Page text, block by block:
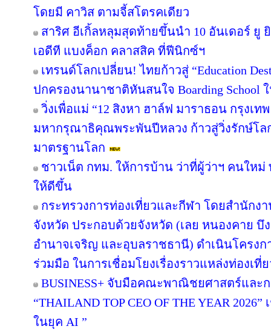
โดยมี คาวิส ตามจี้สโตรคเดียว
สาริศ อีเกิ้ลหลุมสุดท้ายขึ้นนำ 10 อันเดอร์ ยู
เอดีที แบงค็อก คลาสสิค ที่ฟีนิกซ์ฯ
เทรนด์โลกเปลี่ยน! ไทยก้าวสู่ “Education
ปกครองนานาชาติหันสนใจ Boarding School
วิ่งเพื่อแม่ “12 สิงหา ฮาล์ฟ มาราธอน กรุงเท
มหากรุณาธิคุณพระพันปีหลวง ก้าวสู่วิ่งรักษ์โ
มาตรฐานโลก
ชาวเน็ต กทม. ให้การบ้าน ว่าที่ผู้ว่าฯ คนให
ให้ดีขึ้น
กระทรวงการท่องเที่ยวและกีฬา โดยสำนักง
จังหวัด ประกอบด้วยจังหวัด (เลย หนองคาย
อำนาจเจริญ และอุบลราชธานี) ดำเนินโครง
ร่วมมือ ในการเชื่อมโยงเรื่องราวแหล่งท่องเที่
BUSINESS+ จับมือคณะพาณิชยศาสตร์และ
“THAILAND TOP CEO OF THE YEAR
ในยุค AI ”